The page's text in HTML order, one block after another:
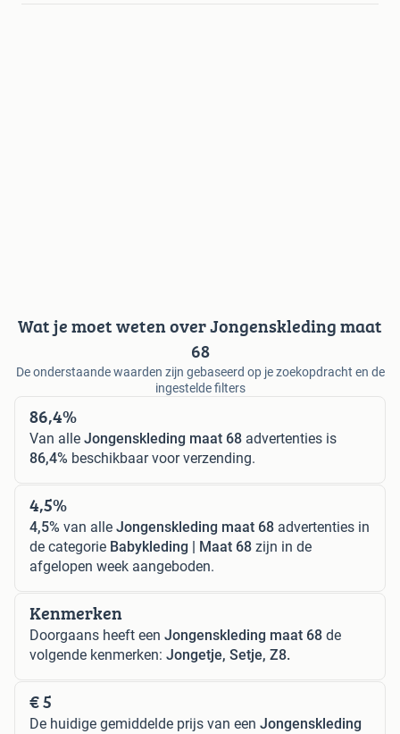
Wat je moet weten over Jongenskleding maat
68
De onderstaande waarden zijn gebaseerd op je zoekopdracht en de
ingestelde filters
86,4%
Van alle Jongenskleding maat 68 advertenties is
86,4% beschikbaar voor verzending.
4,5%
4,5% van alle Jongenskleding maat 68 advertenties in
de categorie Babykleding | Maat 68 zijn in de
afgelopen week aangeboden.
Kenmerken
Doorgaans heeft een Jongenskleding maat 68 de
volgende kenmerken: Jongetje, Setje, Z8.
€ 5
De huidige gemiddelde prijs van een Jongenskleding